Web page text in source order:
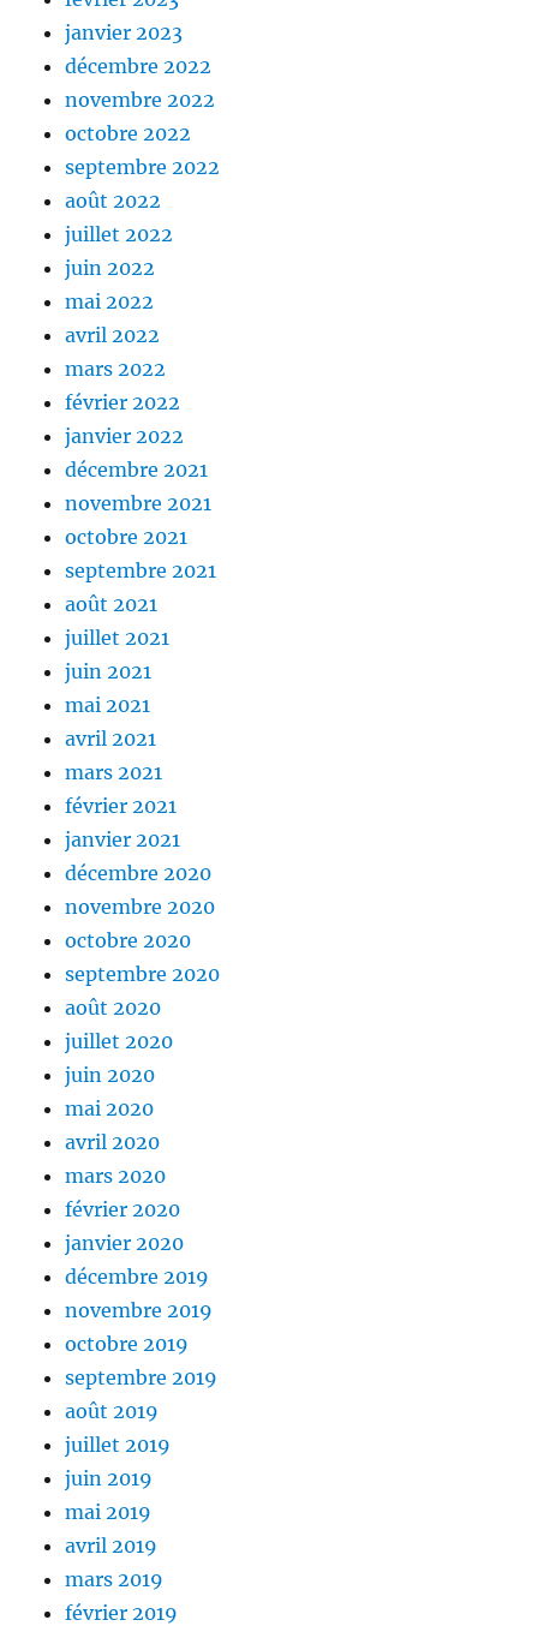
janvier 2023
décembre 2022
novembre 2022
octobre 2022
septembre 2022
août 2022
juillet 2022
juin 2022
mai 2022
avril 2022
mars 2022
février 2022
janvier 2022
décembre 2021
novembre 2021
octobre 2021
septembre 2021
août 2021
juillet 2021
juin 2021
mai 2021
avril 2021
mars 2021
février 2021
janvier 2021
décembre 2020
novembre 2020
octobre 2020
septembre 2020
août 2020
juillet 2020
juin 2020
mai 2020
avril 2020
mars 2020
février 2020
janvier 2020
décembre 2019
novembre 2019
octobre 2019
septembre 2019
août 2019
juillet 2019
juin 2019
mai 2019
avril 2019
mars 2019
février 2019